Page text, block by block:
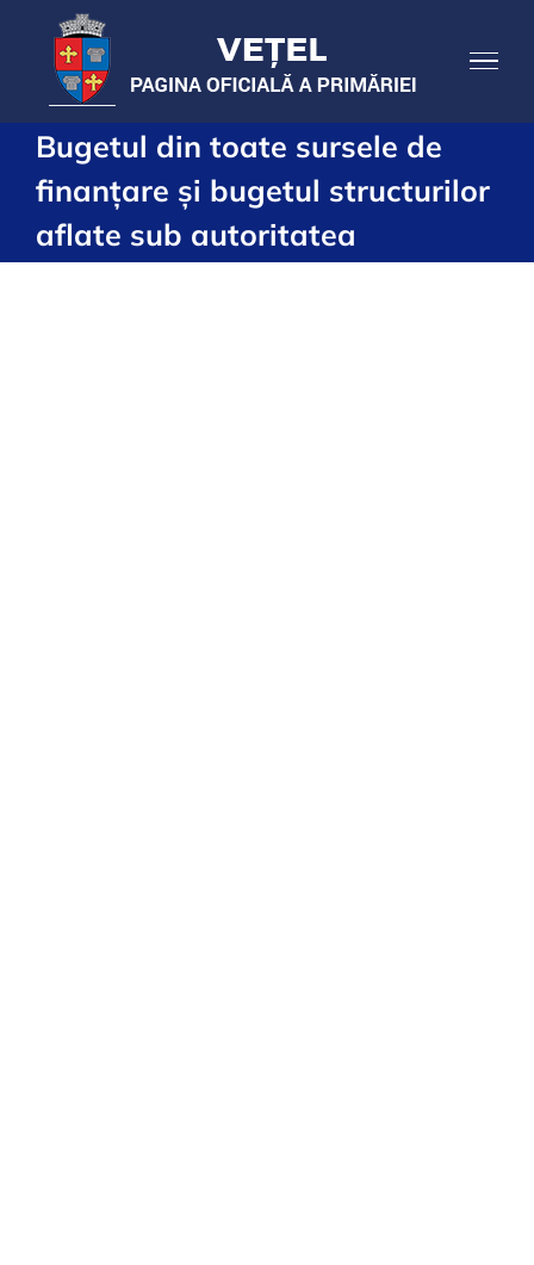
content
Bugetul din toate sursele de
finanțare și bugetul structurilor
aflate sub autoritatea